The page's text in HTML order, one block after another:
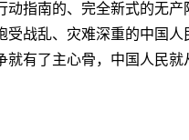
动指南的、完全新式的无
受战乱、灾难深重的中国
就有了主心骨，中国人民